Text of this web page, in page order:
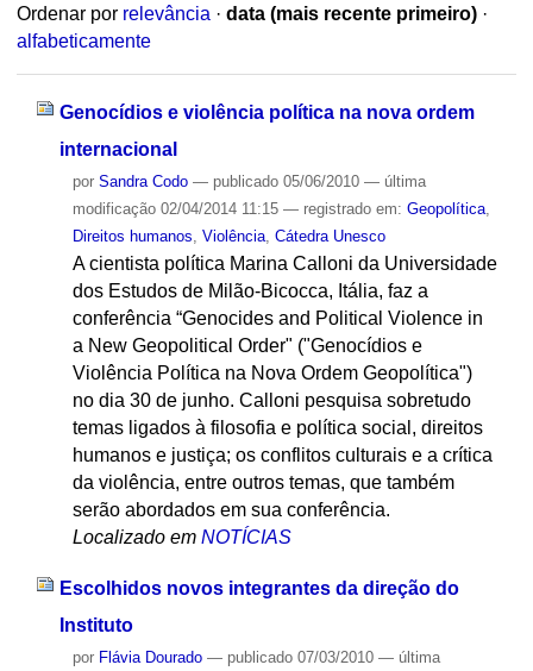
Ordenar por relevância · data (mais recente primeiro) ·
alfabeticamente
Genocídios e violência política na nova ordem
internacional
por Sandra Codo — publicado05/06/2010 — última
modificação02/04/2014 11:15 — registrado em: Geopolítica,
Direitos humanos Violência, Cátedra Unesco
A cientista política Marina Calloni da Universidade
dos Estudos de Milão-Bicocca, Itália, faz a
conferência “Genocides and Political Violence in
a New Geopolitical Order" ("Genocídios e
Violência Política na Nova Ordem Geopolítica")
no dia 30 de junho. Calloni pesquisa sobretudo
temas ligados à filosofia e política social, direitos
humanos e justiça; os conflitos culturais e a crítica
da violência, entre outros temas, que também
serão abordados em sua conferência.
Localizado em NOTÍCIAS
Escolhidos novos integrantes da direção do
Instituto
por Flávia Dourado — publicado07/03/2010 — última